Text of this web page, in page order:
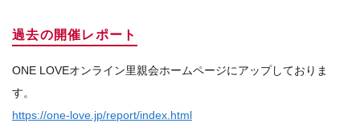
過去の開催レポート
ONE LOVEオンライン里親会ホームページにアップしておりま
す。
https://one-love.jp/report/index.html